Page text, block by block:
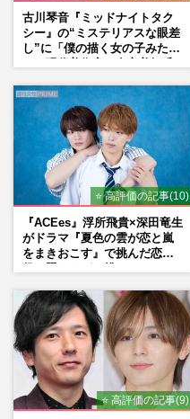
古川琴音『ミッドナイトタク
シー』の“ミステリアスな眼差
し”に「僕の描く女の子みた
⭐ 高評価の記事(10)
『ACEes』浮所飛貴×深田竜生
がドラマ『夏色の雲が恋と嵐
をまきおこす』で挑んだ恋人
⭐ 高評価の記事(9)